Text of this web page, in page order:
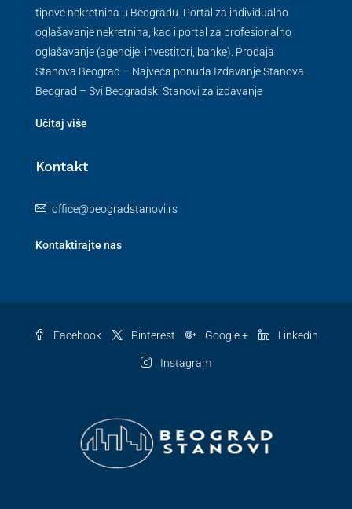
tipove nekretnina u Beogradu. Portal za individualno
oglašavanje nekretnina, kao i portal za profesionalno
oglašavanje (agencije, investitori, banke). Prodaja
Stanova Beograd – Najveća ponuda Izdavanje Stanova
Beograd – Svi Beogradski Stanovi za izdavanje
Učitaj više
Kontakt
office@beogradstanovi.rs
Kontaktirajte nas
Facebook Pinterest Google + Linkedin
Instagram